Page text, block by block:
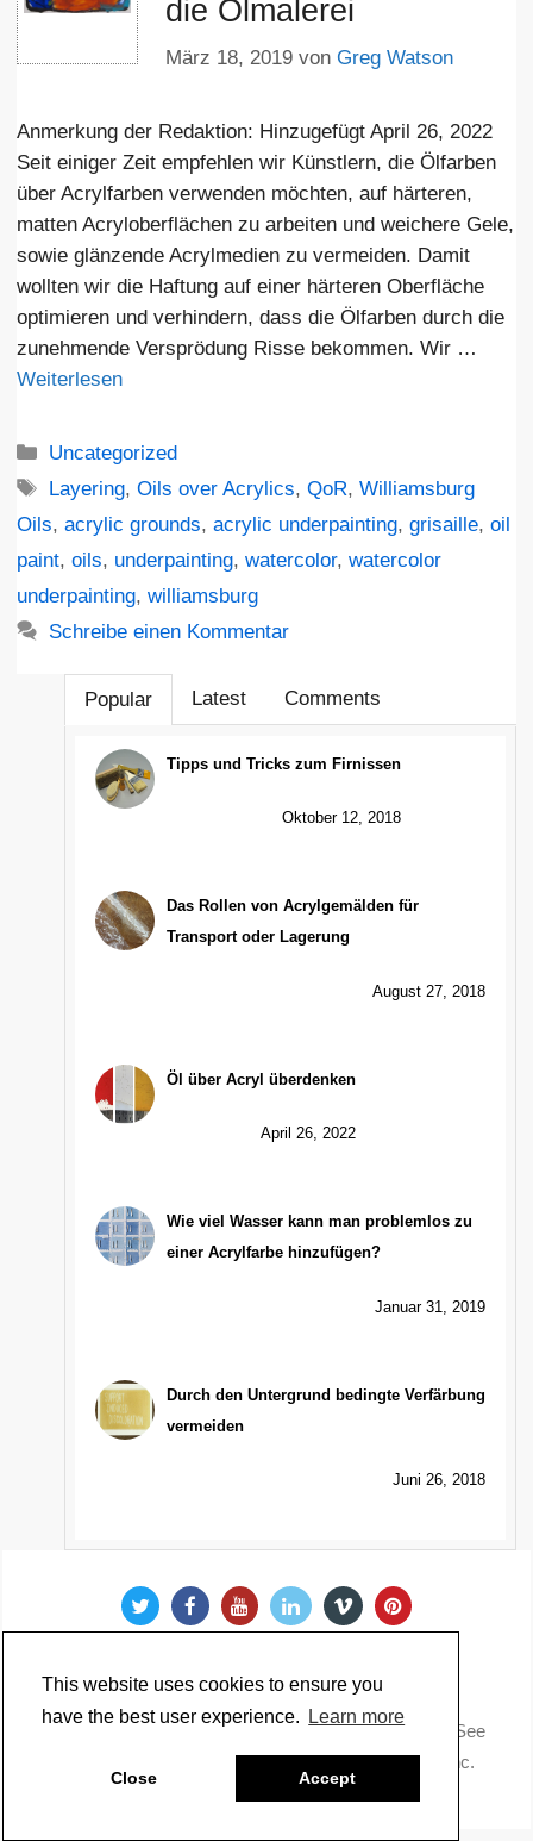
This website uses cookies to ensure you
have the best user experience.
Learn more
Close Accept
die Ölmalerei
März 18, 2019 von Greg Watson
Anmerkung der Redaktion: Hinzugefügt April 26, 2022
Seit einiger Zeit empfehlen wir Künstlern, die Ölfarben
über Acrylfarben verwenden möchten, auf härteren,
matten Acryloberflächen zu arbeiten und weichere Gele,
sowie glänzende Acrylmedien zu vermeiden. Damit
wollten wir die Haftung auf einer härteren Oberfläche
optimieren und verhindern, dass die Ölfarben durch die
zunehmende Versprödung Risse bekommen. Wir …
Weiterlesen
Kategorien
Uncategorized
Schlagwörter
Layering,Oils over Acrylics,QoR,Williamsburg
Oils, acrylic grounds, acrylic underpainting, grisaille, oil
paint, oils, underpainting, watercolor, watercolor
underpainting, williamsburg
Schreibe einen Kommentar
Popular Latest Comments
Tipps und Tricks zum Firnissen
Oktober 12, 2018
Das Rollen von Acrylgemälden für
Transport oder Lagerung
August 27, 2018
Öl über Acryl überdenken
April 26, 2022
Wie viel Wasser kann man problemlos zu
einer Acrylfarbe hinzufügen?
Januar 31, 2019
Durch den Untergrund bedingte Verfärbung
vermeiden
Juni 26, 2018
Copyright @ 2022 Just Paint. All Rights Reserved. * See
Made by Golden Artist Colors, Inc.